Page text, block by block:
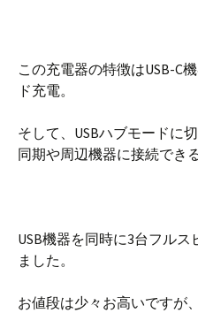
この充電器の特徴はUSB-C
ド充電。
そして、USBハブモードに
同期や周辺機器に接続でき
USB機器を同時に3台フル
ました。
お値段は少々お高いですが